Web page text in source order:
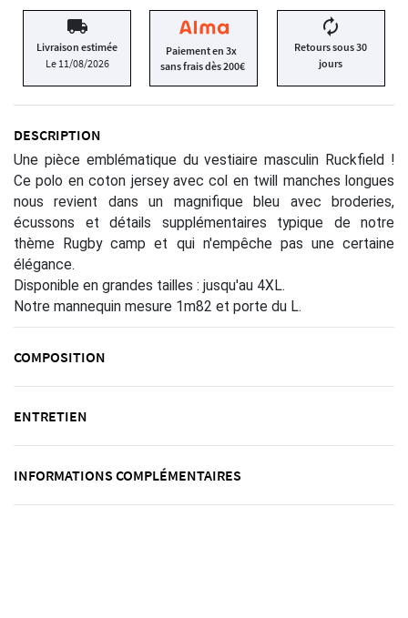
local_shipping
Livraison estimée
Le 11/08/2026
Paiement en 3x
sans frais dès 200€
autorenew
Retours sous 30
jours
DESCRIPTION
Une pièce emblématique du vestiaire masculin Ruckfield !
Ce polo en coton jersey avec col en twill manches longues
nous revient dans un magnifique bleu avec broderies,
écussons et détails supplémentaires typique de notre
thème Rugby camp et qui n'empêche pas une certaine
élégance.
Disponible en grandes tailles : jusqu'au 4XL.
Notre mannequin mesure 1m82 et porte du L.
COMPOSITION
ENTRETIEN
INFORMATIONS COMPLÉMENTAIRES